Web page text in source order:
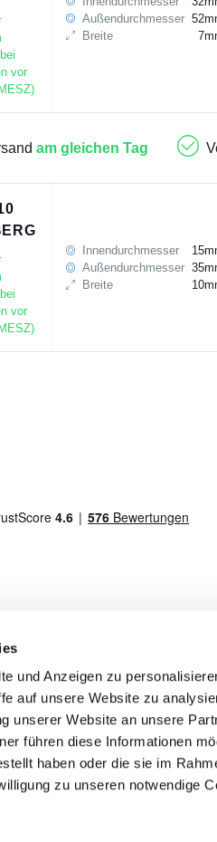
und Anzeigen zu
auf unsere Website zu
unserer Website an unsere
führen diese Informationen
haben oder die sie im
zu unseren notwendige
vor
Außendurchmesser
Breite
am gleichen Tag
vor
Innendurchmesser
Außendurchmesser
Breite